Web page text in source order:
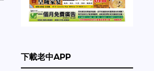
下載老中APP